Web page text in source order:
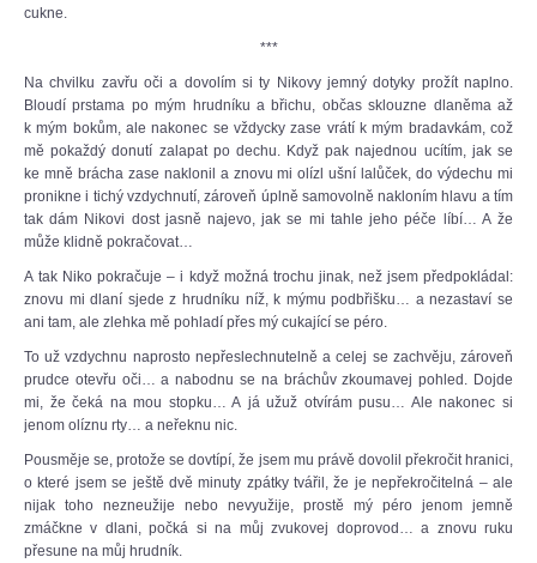
cukne.
***
Na chvilku zavřu oči a dovolím si ty Nikovy jemný dotyky prožít naplno.
Bloudí prstama po mým hrudníku a břichu, občas sklouzne dlaněma až
k mým bokům, ale nakonec se vždycky zase vrátí k mým bradavkám, což
mě pokaždý donutí zalapat po dechu. Když pak najednou ucítím, jak se
ke mně brácha zase naklonil a znovu mi olízl ušní lalůček, do výdechu mi
pronikne i tichý vzdychnutí, zároveň úplně samovolně nakloním hlavu a tím
tak dám Nikovi dost jasně najevo, jak se mi tahle jeho péče líbí… A že
může klidně pokračovat…
A tak Niko pokračuje – i když možná trochu jinak, než jsem předpokládal:
znovu mi dlaní sjede z hrudníku níž, k mýmu podbřišku… a nezastaví se
ani tam, ale zlehka mě pohladí přes mý cukající se péro.
To už vzdychnu naprosto nepřeslechnutelně a celej se zachvěju, zároveň
prudce otevřu oči… a nabodnu se na bráchův zkoumavej pohled. Dojde
mi, že čeká na mou stopku… A já užuž otvírám pusu… Ale nakonec si
jenom olíznu rty… a neřeknu nic.
Pousměje se, protože se dovtípí, že jsem mu právě dovolil překročit hranici,
o které jsem se ještě dvě minuty zpátky tvářil, že je nepřekročitelná – ale
nijak toho nezneužije nebo nevyužije, prostě mý péro jenom jemně
zmáčkne v dlani, počká si na můj zvukovej doprovod… a znovu ruku
přesune na můj hrudník.